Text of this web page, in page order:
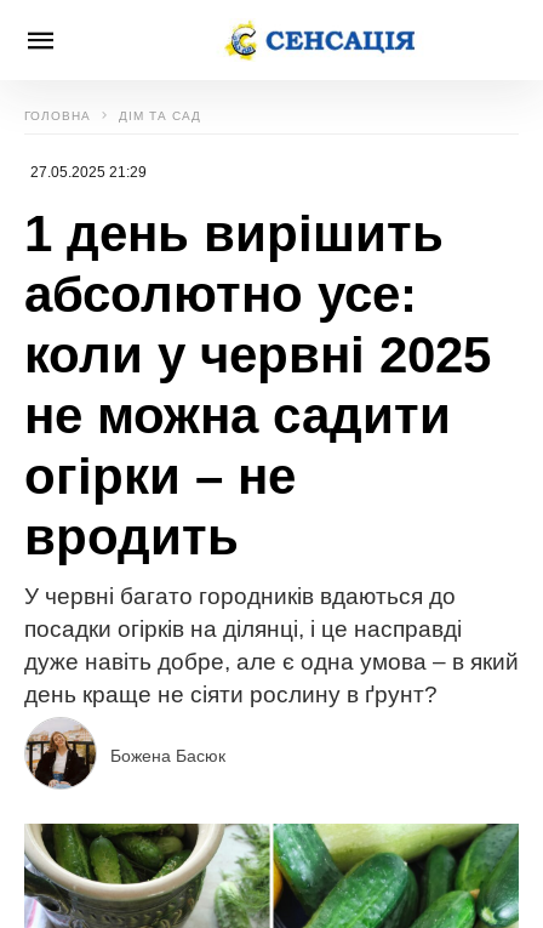
ГОЛОВНА ДІМ ТА САД
27.05.2025 21:29
1 день вирішить
абсолютно усе:
коли у червні 2025
не можна садити
огірки – не
вродить
У червні багато городників вдаються до
посадки огірків на ділянці, і це насправді
дуже навіть добре, але є одна умова – в який
день краще не сіяти рослину в ґрунт?
Божена Басюк